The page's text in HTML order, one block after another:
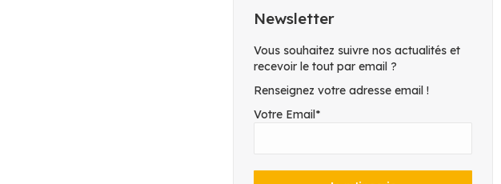
Newsletter
Vous souhaitez suivre nos actualités et
recevoir le tout par email ?
Renseignez votre adresse email !
Votre Email*